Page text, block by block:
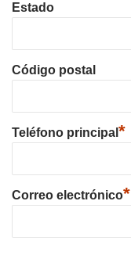
Estado
Código postal
Teléfono principal *
Correo electrónico*